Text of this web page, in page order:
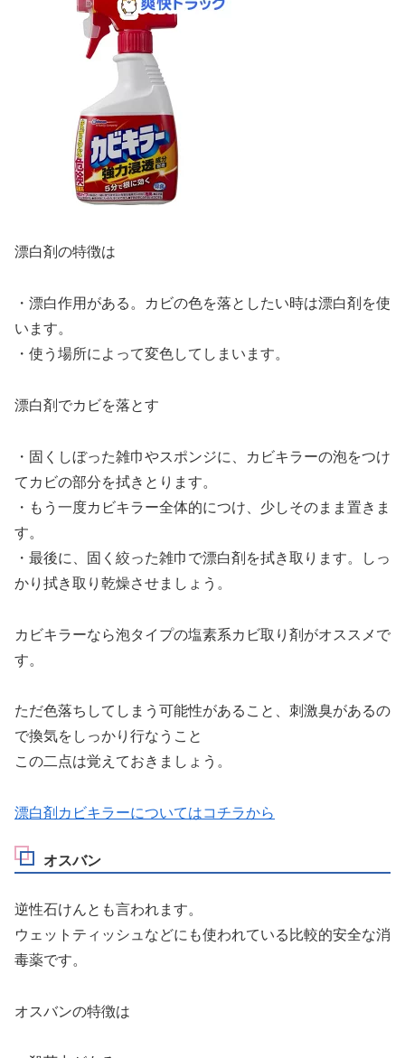
漂白剤の特徴は
・漂白作用がある。カビの色を落としたい時は漂白剤を使
います。
・使う場所によって変色してしまいます。
漂白剤でカビを落とす
・固くしぼった雑巾やスポンジに、カビキラーの泡をつけ
てカビの部分を拭きとります。
・もう一度カビキラー全体的につけ、少しそのまま置きま
す。
・最後に、固く絞った雑巾で漂白剤を拭き取ります。しっ
かり拭き取り乾燥させましょう。
カビキラーなら泡タイプの塩素系カビ取り剤がオススメで
す。
ただ色落ちしてしまう可能性があること、刺激臭があるの
で換気をしっかり行なうこと
この二点は覚えておきましょう。
漂白剤カビキラーについてはコチラから
オスバン
逆性石けんとも言われます。
ウェットティッシュなどにも使われている比較的安全な消
毒薬です。
オスバンの特徴は